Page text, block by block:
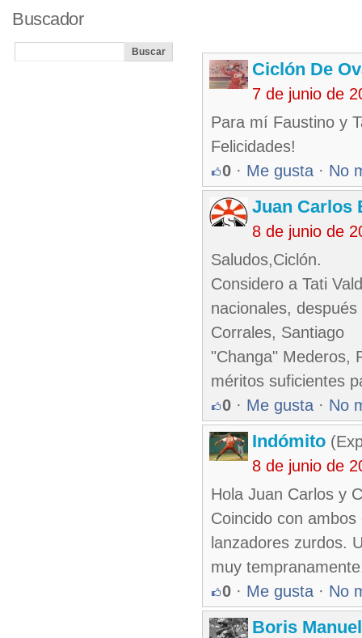
Ciclón De
7 de junio de
Para mí Faustino y
Felicidades!
0 · Me gusta · No
Juan Carlos
8 de junio de
Saludos,Ciclón.
Considero a Tati
nacionales,
Corrales, Santiago
"Changa" Mederos,
méritos suficientes
0 · Me gusta · No
Indómito
8 de junio de
Hola Juan Carlos y
Coincido con
lanzadores zurdos.
muy
0 · Me gusta · No
Boris
Buscador